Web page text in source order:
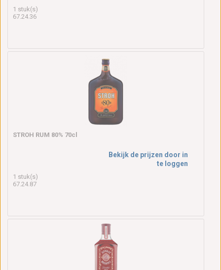
1 stuk(s)
67.24.36
STROH RUM 80% 70cl
1 stuk(s)
67.24.87
Bekijk de prijzen door in
te loggen